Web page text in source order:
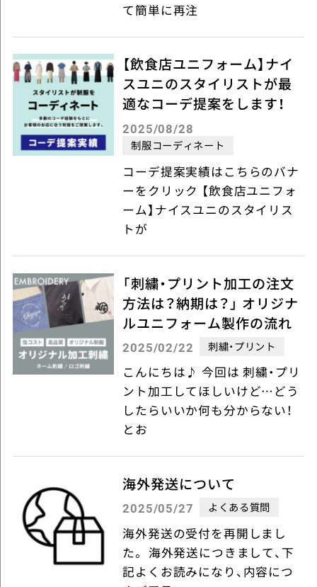
て簡単に再注
【飲食店ユニフォーム】ナイ
スユニのスタイリストが最
適なコーデ提案をします！
2025/08/28
制服コーディネート
コーデ提案実績はこちらのバナ
ーをクリック 【飲食店ユニフォ
ーム】ナイスユニのスタイリス
トが
「刺繍・プリント加工の注文
方法は？納期は？」 オリジナ
ルユニフォーム製作の流れ
2025/02/22 刺繍・プリント
こんにちは♪ 今回は 刺繍・プリ
ント加工してほしいけど…どう
したらいいか何も分からない！
とお
海外発送について
2025/05/27 よくある質問
海外発送の受付を再開しまし
た。 海外発送につきまして、下
記よくお読みになり、内容につ